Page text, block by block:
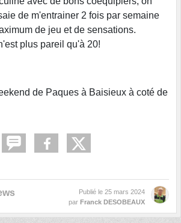
de m'entrainer 2 fois par semaine
de jeu et de sensations.
plus pareil qu'à 20!
de Paques à Baisieux à coté de
Publié le 25 mars 2024
par Franck DESOBEAUX